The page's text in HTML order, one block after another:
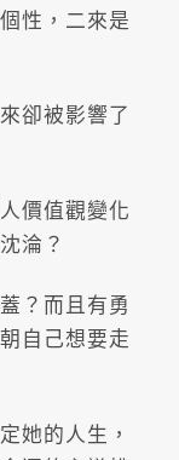
性，二來是
卻被影響了
價值觀變化
淪？
？而且有勇
自己想要走
她的人生，